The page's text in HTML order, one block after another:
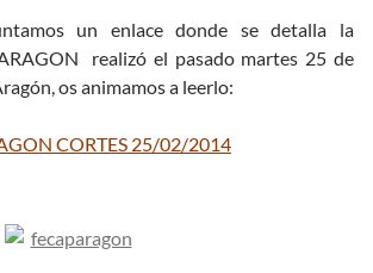
un enlace donde se detalla la
realizó el pasado martes 25 de
os animamos a leerlo:
CORTES 25/02/2014